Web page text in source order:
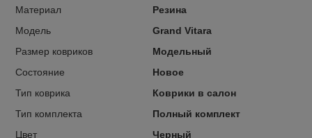
Материал
Резина
Модель
Grand Vitara
Размер ковриков
Модельный
Состояние
Новое
Тип коврика
Коврики в салон
Тип комплекта
Полный комплект
Цвет
Черный